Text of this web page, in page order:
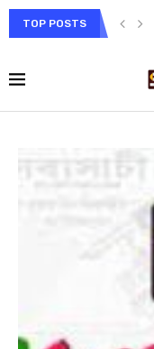
TOP POSTS